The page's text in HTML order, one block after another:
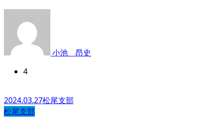
小池 昂史
4
2024.03.27松尾支部
松尾支部